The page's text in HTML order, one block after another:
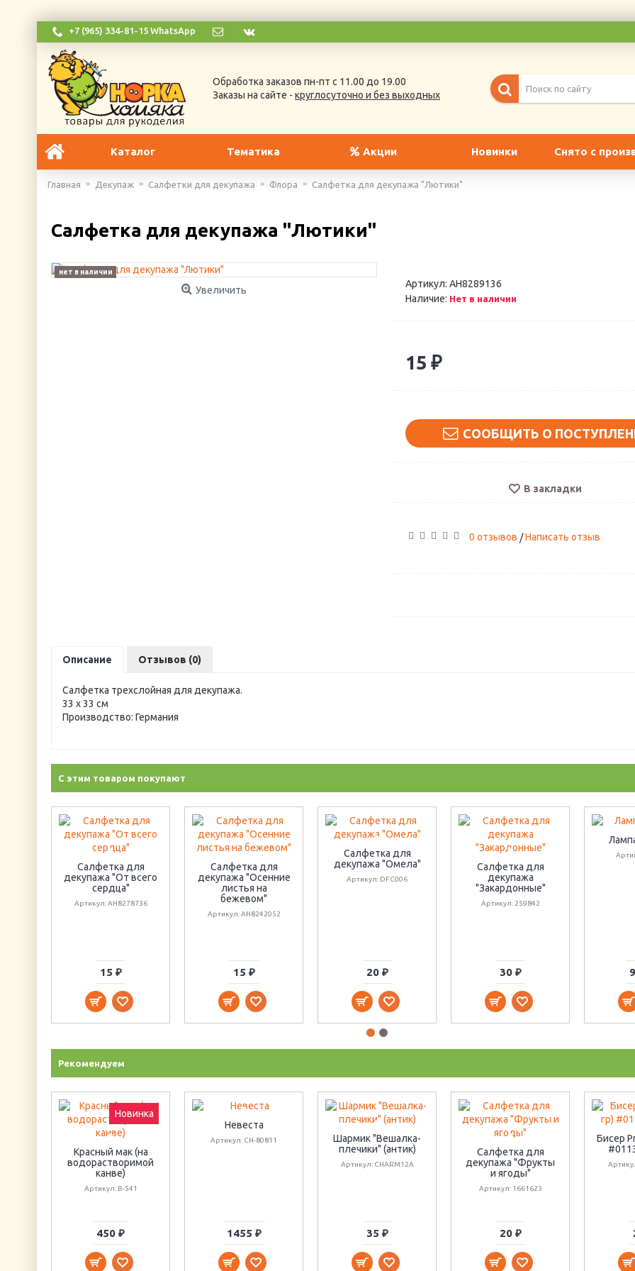
+7 (965) 334-81-15 WhatsApp
Обработка заказов пн-пт с 11.00 до 19.00
Заказы на сайте - круглосуточно и без выходных
Каталог Тематика Акции Новинки Снято с
Главная Декупаж Салфетки для декупажа Флора Салфетка для декупажа "Лютики"
Поклонники
Салфетка для декупажа "Лютики"
нет в наличии
Увеличить
Артикул: AH8289136
Наличие: Нет в наличии
15 ₽
СООБЩИТЬ О
В закладки
0 отзывов /Написать отзыв
Описание Отзывов (0)
Салфетка трехслойная для декупажа.
33 х 33 см
Производство: Германия
С этим товаром покупают
Салфетка для
декупажа "От всего
сердца"
Артикул: AH8278736
15 ₽
Салфетка для
декупажа "Осенние
листья на
бежевом"
Артикул: AH8242052
15 ₽
Салфетка для
декупажа "Омела"
Артикул: DFC006
20 ₽
Салфетка для
декупажа
"Закардонные"
Артикул: 259842
30 ₽
Рекомендуем
Новинка
Красный мак (на
водорастворимой
канве)
Артикул: В-541
450 ₽
Невеста
Артикул: CH-80811
1455 ₽
Шармик "Вешалка-
плечики" (антик)
Артикул: CHARM12A
35 ₽
Салфетка для
декупажа "Фрукты
и ягоды"
Артикул: 1661623
20 ₽
Бисер